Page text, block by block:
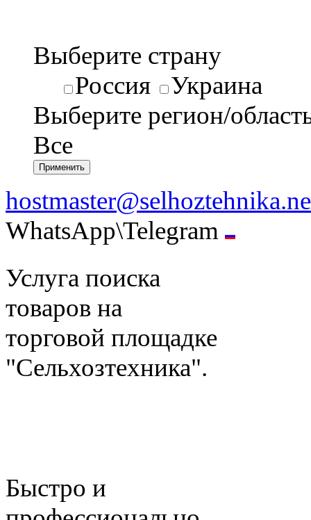
Выберите страну
Россия
Украина
Выберите регион/
Все
WhatsApp\Telegram
Услуга поиска
товаров на
торговой площадке
"Сельхозтехника".
Быстро и